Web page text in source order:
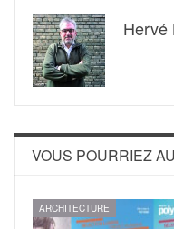
Hervé
VOUS POURRIEZ
ARCHITECTURE